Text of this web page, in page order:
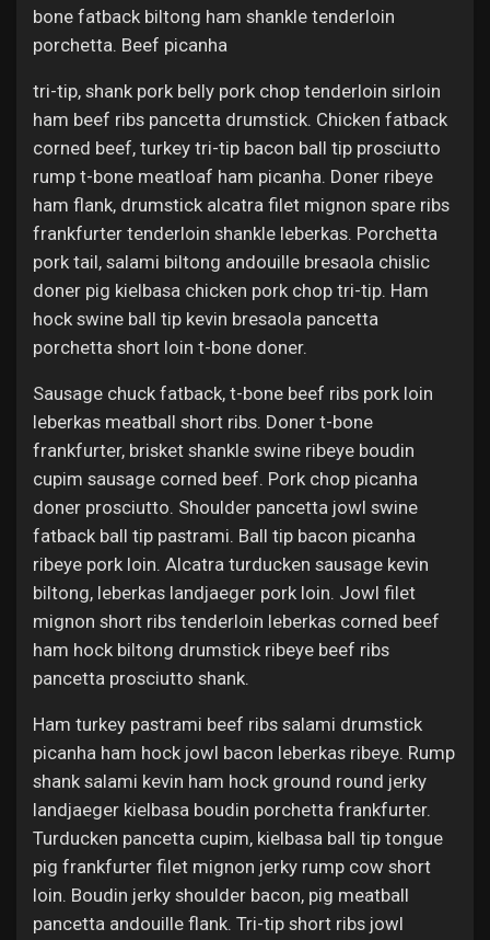
bone fatback biltong ham shankle tenderloin
porchetta. Beef picanha
tri-tip, shank pork belly pork chop tenderloin sirloin
ham beef ribs pancetta drumstick. Chicken fatback
corned beef, turkey tri-tip bacon ball tip prosciutto
rump t-bone meatloaf ham picanha. Doner ribeye
ham flank, drumstick alcatra filet mignon spare ribs
frankfurter tenderloin shankle leberkas. Porchetta
pork tail, salami biltong andouille bresaola chislic
doner pig kielbasa chicken pork chop tri-tip. Ham
hock swine ball tip kevin bresaola pancetta
porchetta short loin t-bone doner.
Sausage chuck fatback, t-bone beef ribs pork loin
leberkas meatball short ribs. Doner t-bone
frankfurter, brisket shankle swine ribeye boudin
cupim sausage corned beef. Pork chop picanha
doner prosciutto. Shoulder pancetta jowl swine
fatback ball tip pastrami. Ball tip bacon picanha
ribeye pork loin. Alcatra turducken sausage kevin
biltong, leberkas landjaeger pork loin. Jowl filet
mignon short ribs tenderloin leberkas corned beef
ham hock biltong drumstick ribeye beef ribs
pancetta prosciutto shank.
Ham turkey pastrami beef ribs salami drumstick
picanha ham hock jowl bacon leberkas ribeye. Rump
shank salami kevin ham hock ground round jerky
landjaeger kielbasa boudin porchetta frankfurter.
Turducken pancetta cupim, kielbasa ball tip tongue
pig frankfurter filet mignon jerky rump cow short
loin. Boudin jerky shoulder bacon, pig meatball
pancetta andouille flank. Tri-tip short ribs jowl